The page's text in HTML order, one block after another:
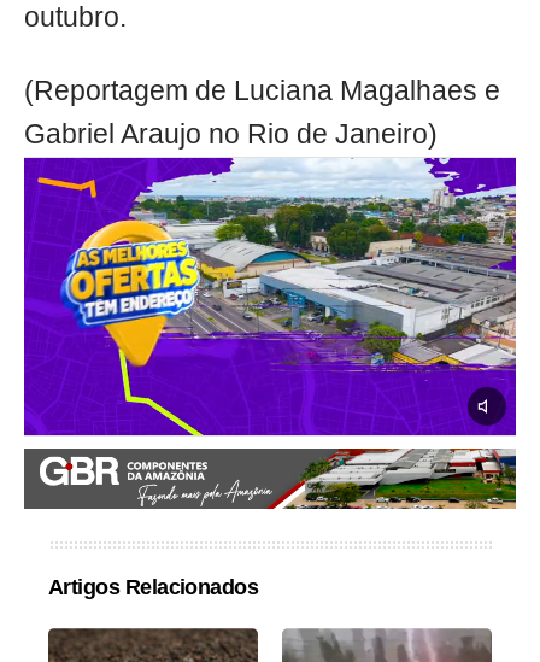
outubro.
(Reportagem de Luciana Magalhaes e
Gabriel Araujo no Rio de Janeiro)
Artigos Relacionados